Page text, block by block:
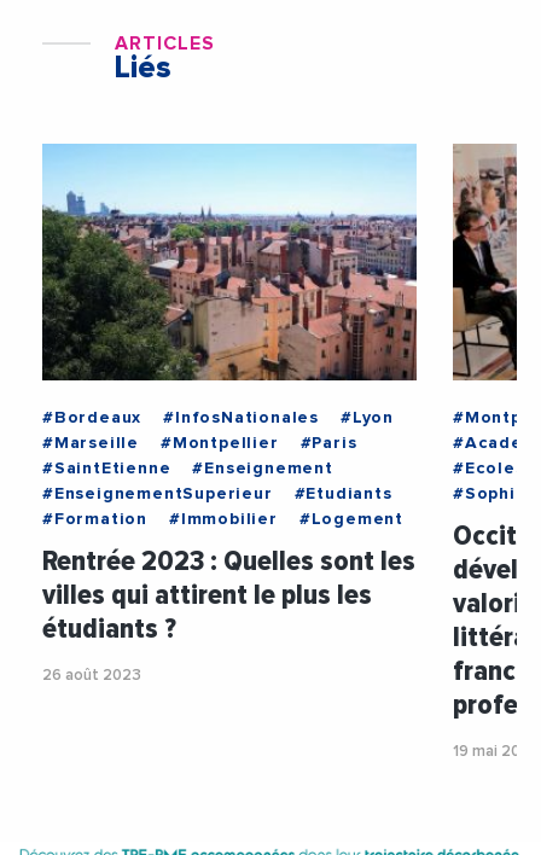
ARTICLES
Liés
#Bordeaux #InfosNationales
#Lyon
#Marseille
#Montpellier
#Paris
#SaintEtienne
#Enseignement
#EnseignementSuperieur
#Etudiants
#Formation
#Immobilier #Logement
Rentrée 2023 : Quelles sont les
villes qui attirent le plus les
étudiants ?
26 août 2023
#Ecoles
19 mai 2023